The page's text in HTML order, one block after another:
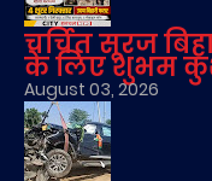
चर्चित सूरज
के लिए शुभम
August 03, 2026